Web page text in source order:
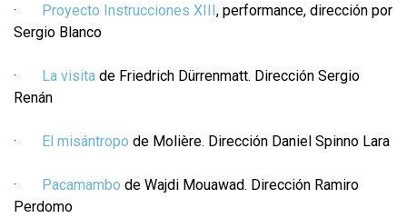
· Proyecto Instrucciones XIII, performance, dirección por
Sergio Blanco
· La visita de Friedrich Dürrenmatt. Dirección Sergio
Renán
· El misántropo de Molière. Dirección Daniel Spinno Lara
· Pacamambo de Wajdi Mouawad. Dirección Ramiro
Perdomo